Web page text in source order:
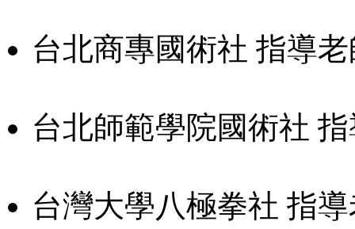
台北商專國術社 指導
台北師範學院國術社
台灣大學八極拳社 指